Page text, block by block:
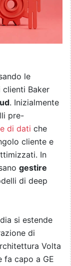
le
clienti Baker
. Inizialmente
pre-
di dati che
cliente e
In
gestire
di deep
si estende
di
Volta
fa capo a GE